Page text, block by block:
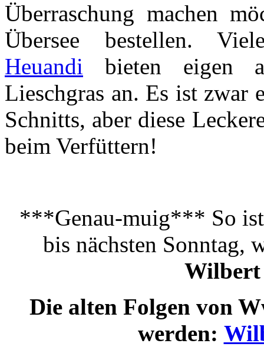
Überraschung machen
Übersee bestellen.
Heuandi bieten eigen
Lieschgras an. Es ist zwar
Schnitts, aber diese
beim Verfüttern!
***Genau-muig*** So ist
bis nächsten Sonntag,
Wilbert
Die alten Folgen von
werden: